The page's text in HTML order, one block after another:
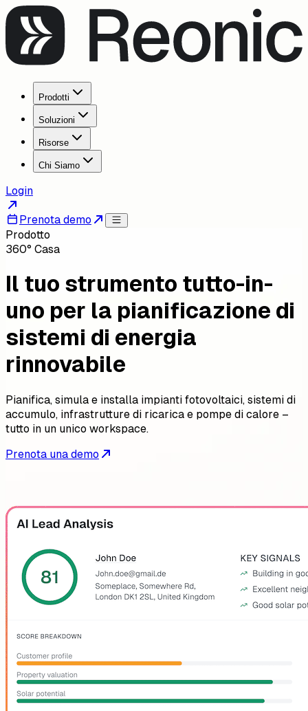
Prodotti
Soluzioni
Risorse
Chi Siamo
Login
Prenota demo
Prodotto
360° Casa
Il tuo strumento tutto-in-
uno per la pianificazione di
sistemi di energia
rinnovabile
Pianifica, simula e installa impianti fotovoltaici, sistemi di
accumulo, infrastrutture di ricarica e pompe di calore –
tutto in un unico workspace.
Prenota una demo